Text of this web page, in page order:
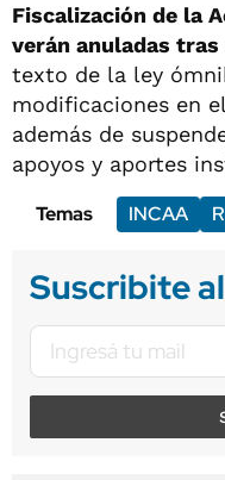
Fiscalización de la
verán anuladas
texto de la ley
modificaciones en
además de
apoyos y aportes
Temas
INCAA
Suscribite